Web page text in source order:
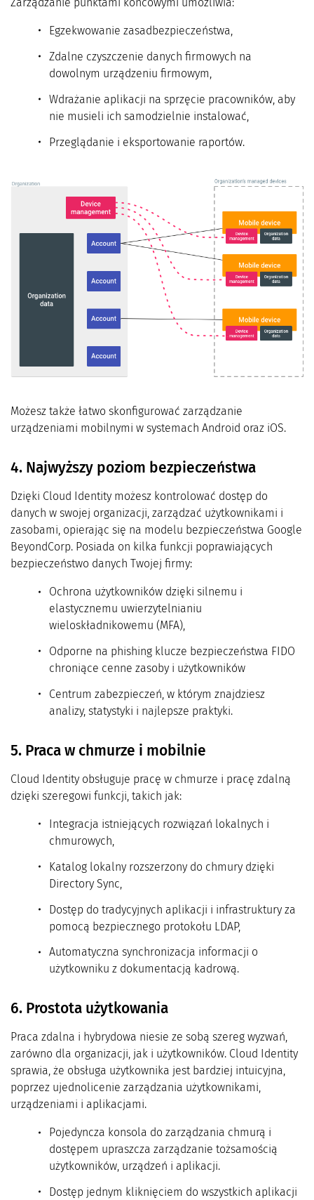
Egzekwowanie zasadbezpieczeństwa,
Zdalne czyszczenie danych firmowych na
dowolnym urządzeniu firmowym,
Wdrażanie aplikacji na sprzęcie pracowników, aby
nie musieli ich samodzielnie instalować,
Przeglądanie i eksportowanie raportów.
Możesz także łatwo skonfigurować zarządzanie
urządzeniami mobilnymi w systemach Android oraz iOS.
4. Najwyższy poziom bezpieczeństwa
Dzięki Cloud Identity możesz kontrolować dostęp do
danych w swojej organizacji, zarządzać użytkownikami i
zasobami, opierając się na modelu bezpieczeństwa Google
BeyondCorp. Posiada on kilka funkcji poprawiających
bezpieczeństwo danych Twojej firmy:
Ochrona użytkowników dzięki silnemu i
elastycznemu uwierzytelnianiu
wieloskładnikowemu (MFA),
Odporne na phishing klucze bezpieczeństwa FIDO
chroniące cenne zasoby i użytkowników
Centrum zabezpieczeń, w którym znajdziesz
analizy, statystyki i najlepsze praktyki.
5. Praca w chmurze i mobilnie
Cloud Identity obsługuje pracę w chmurze i pracę zdalną
dzięki szeregowi funkcji, takich jak:
Integracja istniejących rozwiązań lokalnych i
chmurowych,
Katalog lokalny rozszerzony do chmury dzięki
Directory Sync,
Dostęp do tradycyjnych aplikacji i infrastruktury za
pomocą bezpiecznego protokołu LDAP,
Automatyczna synchronizacja informacji o
użytkowniku z dokumentacją kadrową.
6. Prostota użytkowania
Praca zdalna i hybrydowa niesie ze sobą szereg wyzwań,
zarówno dla organizacji, jak i użytkowników. Cloud Identity
sprawia, że obsługa użytkownika jest bardziej intuicyjna,
poprzez ujednolicenie zarządzania użytkownikami,
urządzeniami i aplikacjami.
Pojedyncza konsola do zarządzania chmurą i
dostępem upraszcza zarządzanie tożsamością
użytkowników, urządzeń i aplikacji.
Dostęp jednym kliknięciem do wszystkich aplikacji